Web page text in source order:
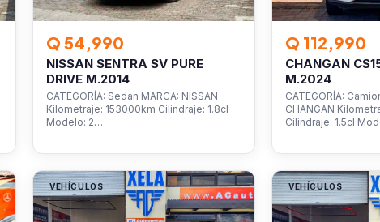
Q 54,990
NISSAN SENTRA SV PURE
DRIVE M.2014
CATEGORÍA: Sedan MARCA: NISSAN
Kilometraje: 153000km Cilindraje: 1.8cl
Modelo: 2…
Q 112,990
CHANGAN
M.2024
CATEGORÍA:
CHANGAN
Cilindraje: 1.5cl
VEHÍCULOS VEHÍCULOS